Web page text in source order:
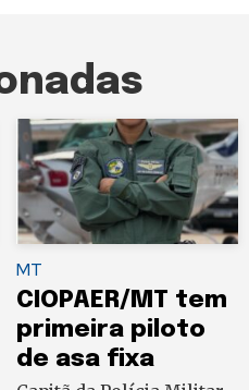
MT
CIOPAER/MT tem
primeira piloto
de asa fixa